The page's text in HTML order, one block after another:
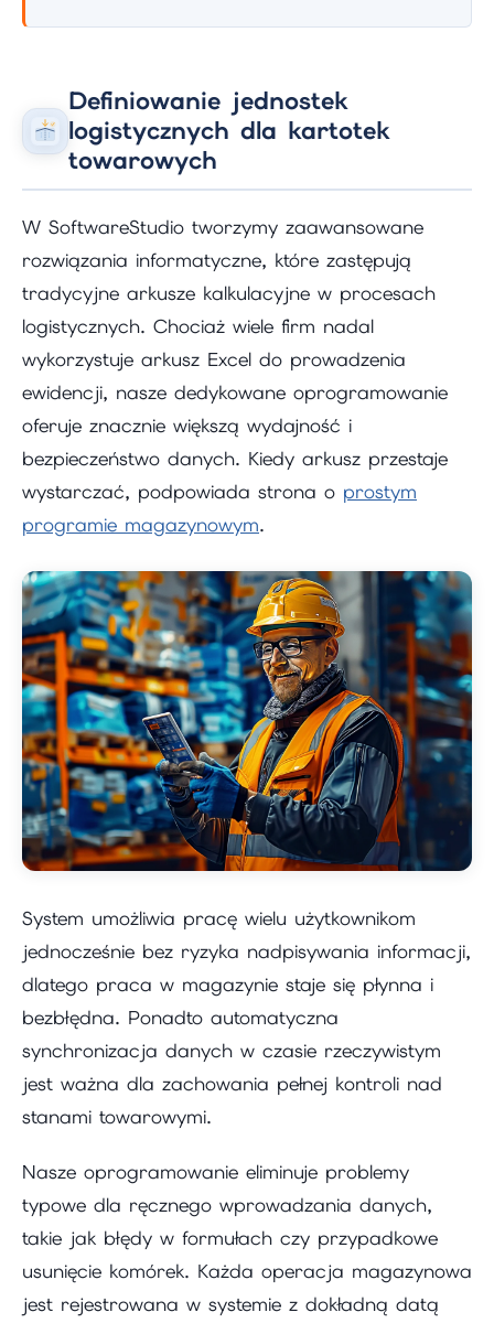
Definiowanie jednostek
logistycznych dla kartotek
towarowych
W SoftwareStudio tworzymy zaawansowane
rozwiązania informatyczne, które zastępują
tradycyjne arkusze kalkulacyjne w procesach
logistycznych. Chociaż wiele firm nadal
wykorzystuje arkusz Excel do prowadzenia
ewidencji, nasze dedykowane oprogramowanie
oferuje znacznie większą wydajność i
bezpieczeństwo danych. Kiedy arkusz przestaje
wystarczać, podpowiada strona o prostym
programie magazynowym.
System umożliwia pracę wielu użytkownikom
jednocześnie bez ryzyka nadpisywania informacji,
dlatego praca w magazynie staje się płynna i
bezbłędna. Ponadto automatyczna
synchronizacja danych w czasie rzeczywistym
jest ważna dla zachowania pełnej kontroli nad
stanami towarowymi.
Nasze oprogramowanie eliminuje problemy
typowe dla ręcznego wprowadzania danych,
takie jak błędy w formułach czy przypadkowe
usunięcie komórek. Każda operacja magazynowa
jest rejestrowana w systemie z dokładną datą